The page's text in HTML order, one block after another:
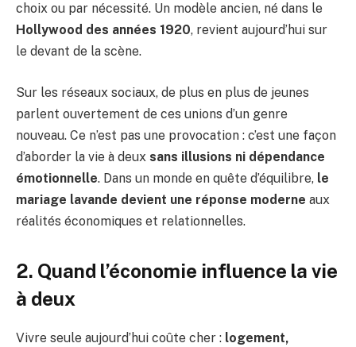
choix ou par nécessité. Un modèle ancien, né dans le
Hollywood des années 1920, revient aujourd’hui sur
le devant de la scène.
Sur les réseaux sociaux, de plus en plus de jeunes
parlent ouvertement de ces unions d’un genre
nouveau. Ce n’est pas une provocation : c’est une façon
d’aborder la vie à deux sans illusions ni dépendance
émotionnelle. Dans un monde en quête d’équilibre, le
mariage lavande devient une réponse moderne aux
réalités économiques et relationnelles.
2. Quand l’économie influence la vie
à deux
Vivre seule aujourd’hui coûte cher : logement,